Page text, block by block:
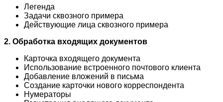
Легенда
Задачи сквозного примера
Действующие лица сквозного примера
2. Обработка входящих документов
Карточка входящего документа
Использование встроенного почтового клиента
Добавление вложений в письма
Создание карточки нового корреспондента
Нумераторы